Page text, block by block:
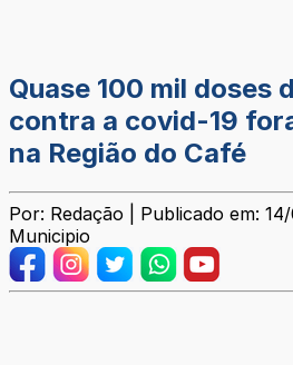
Quase 100 mil doses
contra a covid-19
na Região do Café
Por: Redação | Publicado em:
Municipio